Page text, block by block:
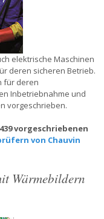
elektrische Maschinen
deren sicheren Betrieb.
für deren
Inbetriebnahme und
vorgeschrieben.
vorgeschriebenen
von Chauvin
Wärmebildern